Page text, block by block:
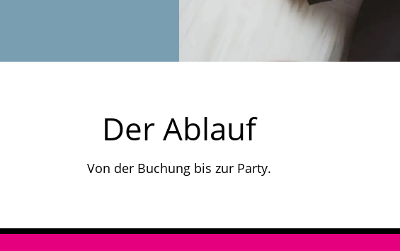
Der Ablauf
Von der Buchung bis zur Party.